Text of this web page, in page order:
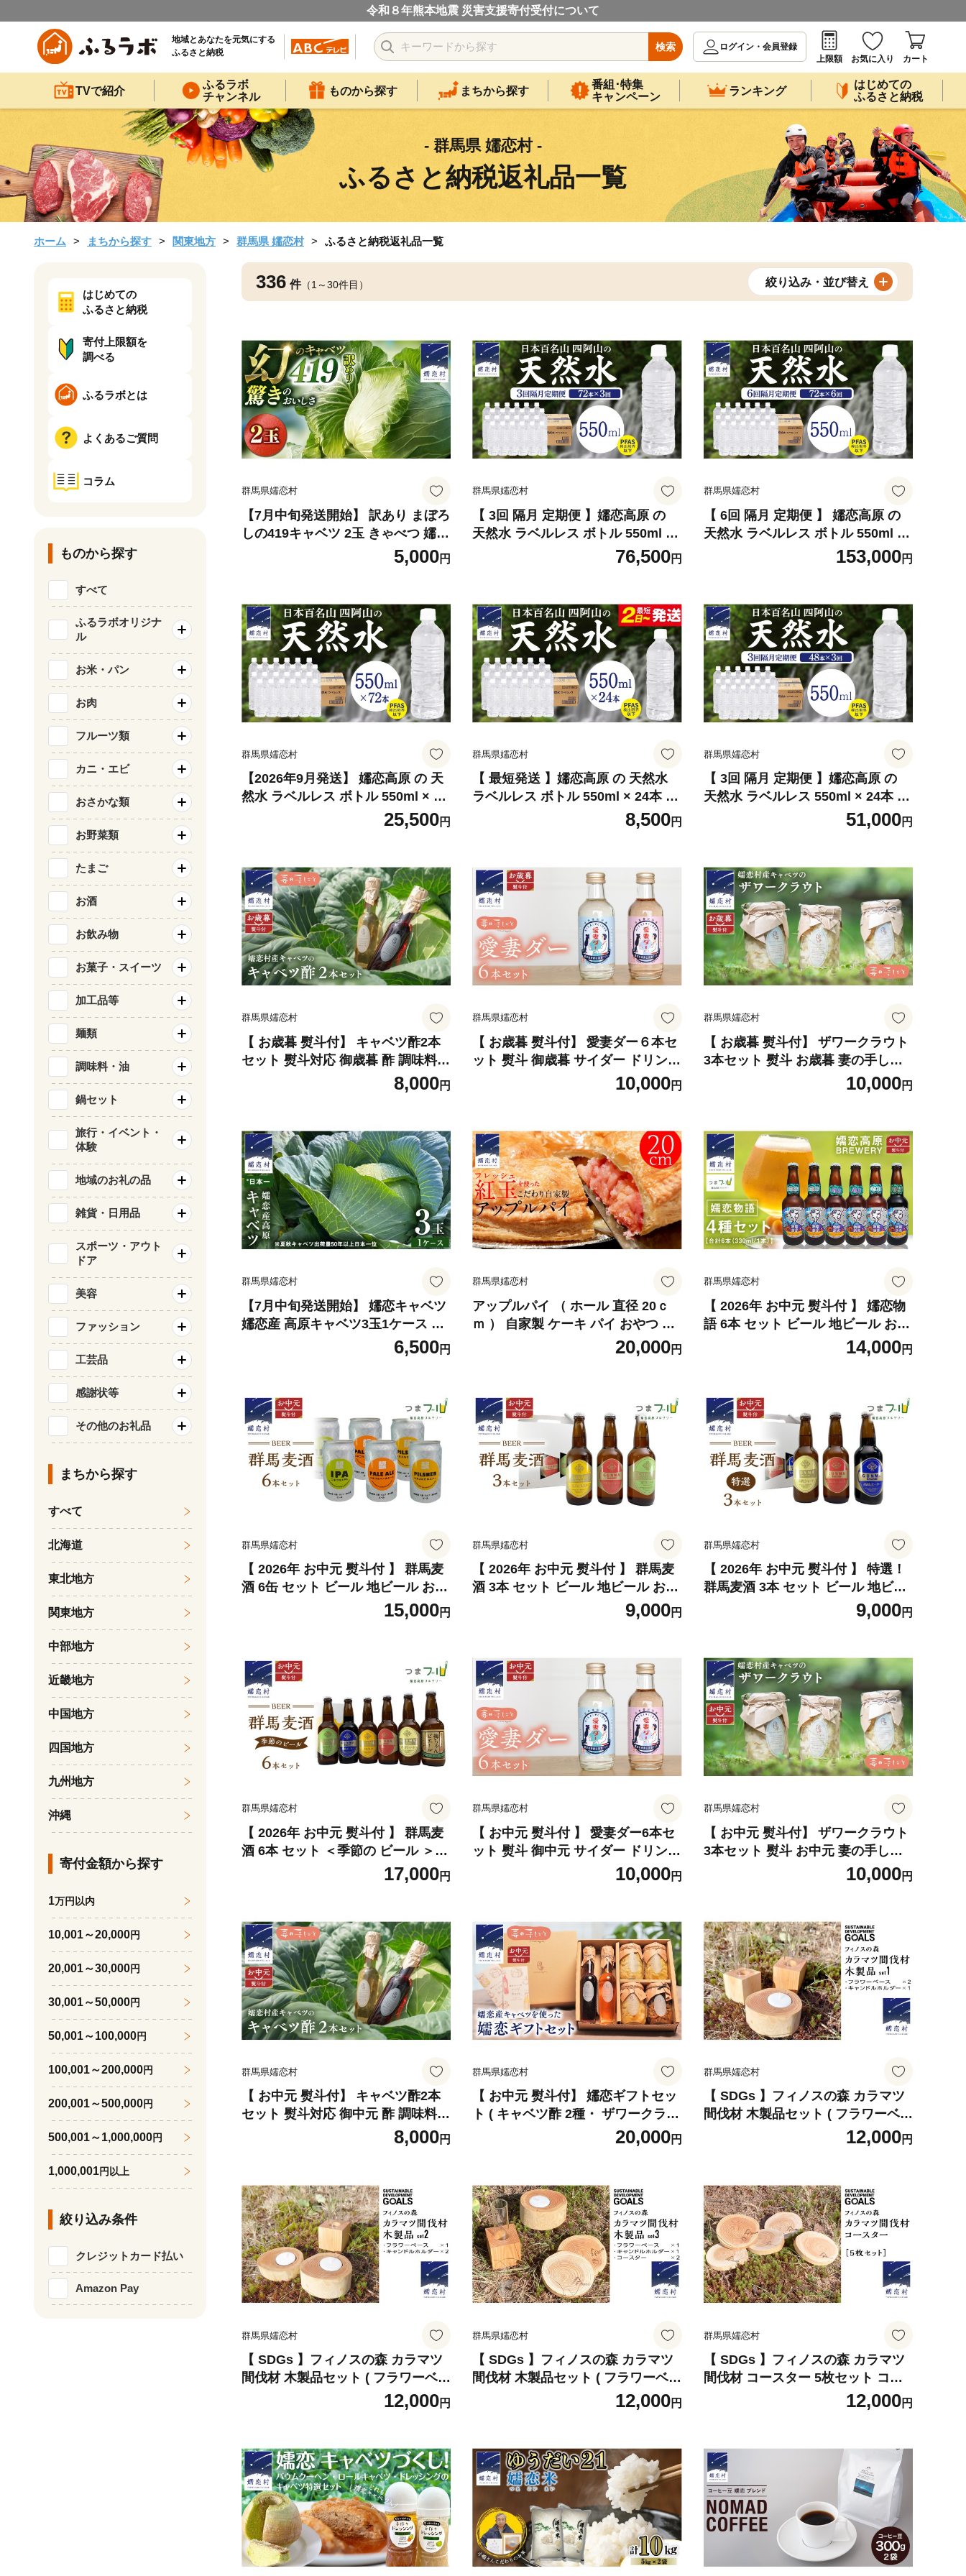
令和８年熊本地震 災害支援寄付受付について
地域とあなたを元気にする
ふるさと納税
検索
ログイン・会員登録
上限額
お気に入り カート
TVで紹介
ふるラボ
チャンネル
ものから探す まちから探す
番組･特集
キャンペーン
ランキング
はじめての
ふるさと納税
- 群馬県 嬬恋村 -
ふるさと納税返礼品一覧
ホーム まちから探す 関東地方 群馬県 嬬恋村 ふるさと納税返礼品一覧
336 件（1～30件目） 絞り込み・並び替え
群馬県嬬恋村
【7月中旬発送開始】 訳あり まぼろ
しの419キャベツ 2玉 きゃべつ 嬬恋
村産キャベツ 羽生田売店 幻のキャ
ベツ419 産地直送 期間限定 人気 朝
荷時期限定 先行予約 [AL014tu]
5,000円
群馬県嬬恋村
【 3回 隔月 定期便 】嬬恋高原 の
天然水 ラベルレス ボトル 550ml ×
24本 入 × 3箱 × 3回 水 ミネラルウ
トボトル 防災 工場直送 箱買い まと
め買い 国産 防災 嬬恋銘水 日用品
[BA061tu]
76,500円
群馬県嬬恋村
【 6回 隔月 定期便 】 嬬恋高原 の
天然水 ラベルレス ボトル 550ml ×
24本 入 × 3箱 × 6回 水 ミネラルウ
トボトル 防災 工場直送 箱買い まと
め買い 国産 防災 嬬恋銘水 日用品
[BA063tu]
153,000円
群馬県嬬恋村
【2026年9月発送】 嬬恋高原 の 天
然水 ラベルレス ボトル 550ml × 24
本 入 × 3箱 水 ミネラルウォーター
防災 工場直送 箱買い まとめ買い 国
産 防災 嬬恋銘水 日用品 [BA059tu]
25,500円
群馬県嬬恋村
【 最短発送 】嬬恋高原 の 天然水
ラベルレス ボトル 550ml × 24本 入
水 ミネラルウォーター 550ml 飲料
水 最短2日発送 通販 定期 備蓄 ロー
ル 防災 工場直送 箱買い まとめ買い
国産 防災 嬬恋銘水 日用品 [BA045t
u]
8,500円
群馬県嬬恋村
【 3回 隔月 定期便 】嬬恋高原 の
天然水 ラベルレス 550ml × 24本 入
× 2箱 × 3回 ミネラルウォーター 48
本 飲料水 通販 定期 備蓄 ローリン
災 工場直送 箱買い まとめ買い 国産
防災 嬬恋銘水 日用品 [BA054tu]
51,000円
群馬県嬬恋村
【 お歳暮 熨斗付】 キャベツ酢2本
セット 熨斗対応 御歳暮 酢 調味料
ダイエット 酢キャベツ おすすめ [A
8,000円
群馬県嬬恋村
【 お歳暮 熨斗付】 愛妻ダー６本セ
ット 熨斗 御歳暮 サイダー ドリンク
炭酸 200ml 6本 通販 [AF016tu]
10,000円
群馬県嬬恋村
【 お歳暮 熨斗付】 ザワークラウト
3本セット 熨斗 お歳暮 妻の手しご
と 国産 惣菜 弁当 お弁当 詰め合わ
せ 漬物 漬け物 発酵食品 腸活 ギフ
ツ [AF018tu]
10,000円
群馬県嬬恋村
【7月中旬発送開始】 嬬恋キャベツ
嬬恋産 高原キャベツ3玉1ケース 旬
の野菜 きゃべつ 産地直送 群馬 お取
り寄せ 野菜 セット Lサイズ 先行予
6,500円
群馬県嬬恋村
アップルパイ （ ホール 直径 20ｃ
ｍ ） 自家製 ケーキ パイ おやつ 焼
菓子 焼き菓子 リンゴ スイーツ ホー
ル お取り寄せ お菓子 洋菓子 紅玉
20,000円
群馬県嬬恋村
【 2026年 お中元 熨斗付 】 嬬恋物
語 6本 セット ビール 地ビール お酒
酒 クラフトビール 御中元 アルコー
ル 瓶 飲み比べ 330ml 嬬恋高原ブル
14,000円
群馬県嬬恋村
【 2026年 お中元 熨斗付 】 群馬麦
酒 6缶 セット ビール 地ビール お酒
酒 クラフトビール 御中元 アルコー
ル 6缶 飲み比べ 350ml 缶ビール 嬬
ット ギフト [AA019tu]
15,000円
群馬県嬬恋村
【 2026年 お中元 熨斗付 】 群馬麦
酒 3本 セット ビール 地ビール お酒
酒 クラフトビール 御中元 アルコー
ル 瓶 飲み比べ 330ml 嬬恋高原ブル
9,000円
群馬県嬬恋村
【 2026年 お中元 熨斗付 】 特選！
群馬麦酒 3本 セット ビール 地ビー
ル お酒 酒 クラフトビール 御中元
アルコール 瓶 飲み比べ 330ml 嬬恋
u]
9,000円
群馬県嬬恋村
【 2026年 お中元 熨斗付 】 群馬麦
酒 6本 セット ＜季節の ビール ＞
ビール 地ビール お酒 酒 クラフトビ
ール 御中元 アルコール 瓶 飲み比べ
応 [AA016tu]
17,000円
群馬県嬬恋村
【 お中元 熨斗付 】 愛妻ダー6本セ
ット 熨斗 御中元 サイダー ドリンク
炭酸 200ml 6本 通販 [AF023tu]
10,000円
群馬県嬬恋村
【 お中元 熨斗付】 ザワークラウト
3本セット 熨斗 お中元 妻の手しご
と 国産 惣菜 弁当 お弁当 詰め合わ
せ 漬物 漬け物 発酵食品 腸活 ギフ
ツ [AF025tu]
10,000円
群馬県嬬恋村
【 お中元 熨斗付】 キャベツ酢2本
セット 熨斗対応 御中元 酢 調味料
ダイエット 酢キャベツ おすすめ ダ
8,000円
群馬県嬬恋村
【 お中元 熨斗付】 嬬恋ギフトセッ
ト ( キャベツ酢 2種・ ザワークラウ
ト 3種 ・ 嬬恋産キャベツ の 佃煮 1
おすすめ ダイエット 国産 惣菜 ザワ
ークラウト 弁当 お弁当 詰め合わせ
漬物 漬け物 発酵食品 腸活 [AF026t
u]
20,000円
群馬県嬬恋村
【 SDGs 】フィノスの森 カラマツ
間伐材 木製品セット ( フラワーベー
ス 2個、 キャンドルホルダー 1個
） 木製 インテリア 花瓶 キャンドル
12,000円
群馬県嬬恋村
【 SDGs 】フィノスの森 カラマツ
間伐材 木製品セット ( フラワーベー
ス 1個、 キャンドルホルダー 2個
） 木製 インテリア 花瓶 キャンドル
12,000円
群馬県嬬恋村
【 SDGs 】フィノスの森 カラマツ
間伐材 木製品セット ( フラワーベー
ス 1個・ キャンドルホルダー 1個、
コースター ２枚 ） 木製 インテリア
小物 [BI003tu]
12,000円
群馬県嬬恋村
【 SDGs 】フィノスの森 カラマツ
間伐材 コースター 5枚セット コー
スター SDGs 木製 インテリア 花瓶
キャンドル 手作り 雑貨 癒し 小物
12,000円
はじめての
ふるさと納税
寄付上限額を
調べる
ふるラボとは
よくあるご質問
コラム
ものから探す
すべて
ふるラボオリジナ
ル
お米・パン
お肉
フルーツ類
カニ・エビ
おさかな類
お野菜類
たまご
お酒
お飲み物
お菓子・スイーツ
加工品等
麺類
調味料・油
鍋セット
旅行・イベント・
体験
地域のお礼の品
雑貨・日用品
スポーツ・アウト
ドア
美容
ファッション
工芸品
感謝状等
その他のお礼品
まちから探す
すべて
北海道
東北地方
関東地方
中部地方
近畿地方
中国地方
四国地方
九州地方
沖縄
寄付金額から探す
1万円以内
10,001～20,000円
20,001～30,000円
30,001～50,000円
50,001～100,000円
100,001～200,000円
200,001～500,000円
500,001～1,000,000円
1,000,001円以上
絞り込み条件
クレジットカード払い
Amazon Pay